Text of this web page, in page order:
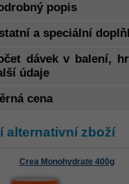
popis
a speciální
dávek v balení,
údaje
cena
alternativní zboží
Crea Monohydrate 400g